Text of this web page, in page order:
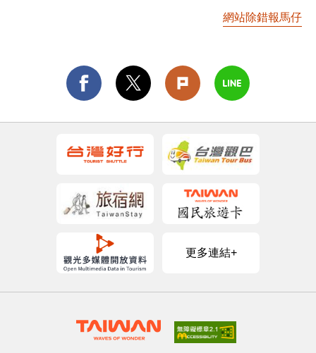
網站除錯報馬仔
更多連結+